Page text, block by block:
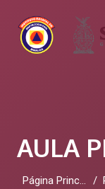
Página Principal